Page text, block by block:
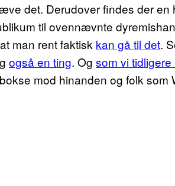
det. Derudover findes der en
til ovennævnte
man rent faktisk kan gå til det.
også en ting. Og som vi
mod hinanden og folk som